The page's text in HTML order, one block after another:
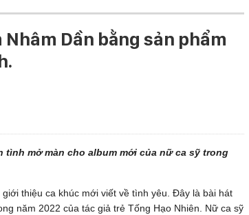
Dần bằng sản phẩm
mở màn cho album mới của nữ ca sỹ trong
thiệu ca khúc mới viết về tình yêu. Đây là bài hát
năm 2022 của tác giả trẻ Tống Hạo Nhiên. Nữ ca sỹ